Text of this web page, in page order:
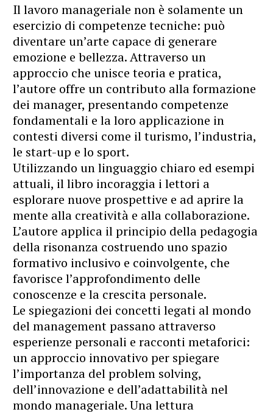
Il lavoro manageriale non è solamente un
esercizio di competenze tecniche: può
diventare un’arte capace di generare
emozione e bellezza. Attraverso un
approccio che unisce teoria e pratica,
l’autore offre un contributo alla formazione
dei manager, presentando competenze
fondamentali e la loro applicazione in
contesti diversi come il turismo, l’industria,
le start-up e lo sport.
Utilizzando un linguaggio chiaro ed esempi
attuali, il libro incoraggia i lettori a
esplorare nuove prospettive e ad aprire la
mente alla creatività e alla collaborazione.
L’autore applica il principio della pedagogia
della risonanza costruendo uno spazio
formativo inclusivo e coinvolgente, che
favorisce l’approfondimento delle
conoscenze e la crescita personale.
Le spiegazioni dei concetti legati al mondo
del management passano attraverso
esperienze personali e racconti metaforici:
un approccio innovativo per spiegare
l’importanza del problem solving,
dell’innovazione e dell’adattabilità nel
mondo manageriale. Una lettura